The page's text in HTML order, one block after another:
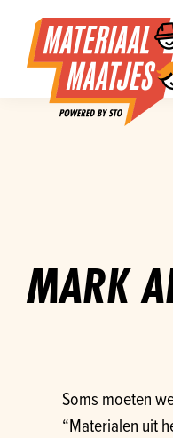
MARK
Soms moeten
“Materialen uit